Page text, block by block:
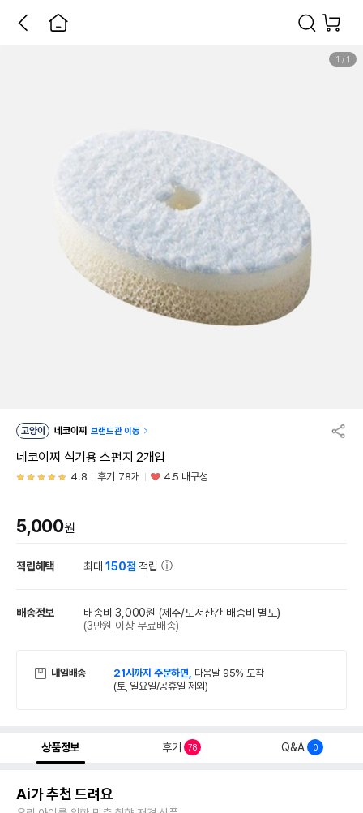
1 / 1
고양이 네코이찌 브랜드관 이동
네코이찌 식기용 스펀지 2개입
4.8 후기 78개 4.5 내구성
5,000원
적립혜택 최대150점 적립
배송정보 배송비 3,000원 (제주/도서산간 배송비 별도)
(3만원 이상 무료배송)
내일배송 21시까지 주문하면, 다음날 95% 도착
(토, 일요일/공휴일 제외)
상품정보 후기 78 Q&A 0
Ai가 추천 드려요